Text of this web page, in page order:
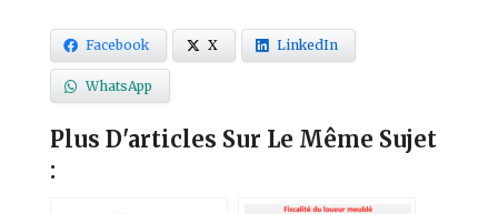
Facebook X LinkedIn
WhatsApp
Plus D'articles Sur Le Même Sujet
: